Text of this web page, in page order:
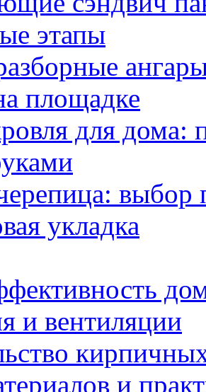
этапы
площадке
для
выбор
укладка
и вентиляции
и